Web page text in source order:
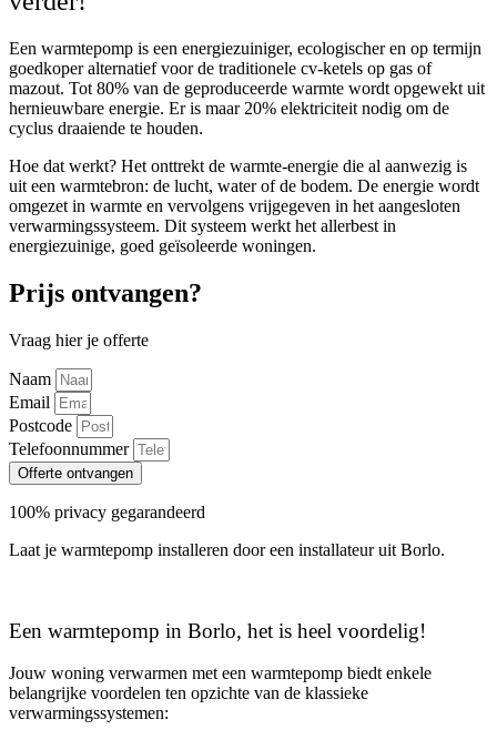
Een warmtepomp is een energiezuiniger, ecologischer en op termijn
goedkoper alternatief voor de traditionele cv-ketels op gas of
mazout. Tot 80% van de geproduceerde warmte wordt opgewekt uit
hernieuwbare energie. Er is maar 20% elektriciteit nodig om de
cyclus draaiende te houden.
Hoe dat werkt? Het onttrekt de warmte-energie die al aanwezig is
uit een warmtebron: de lucht, water of de bodem. De energie wordt
omgezet in warmte en vervolgens vrijgegeven in het aangesloten
verwarmingssysteem. Dit systeem werkt het allerbest in
energiezuinige, goed geïsoleerde woningen.
Prijs ontvangen?
Vraag hier je offerte
Naam
Email
Postcode
Telefoonnummer
Offerte ontvangen
100% privacy gegarandeerd
Laat je warmtepomp installeren door een installateur uit Borlo.
Een warmtepomp in Borlo, het is heel voordelig!
Jouw woning verwarmen met een warmtepomp biedt enkele
belangrijke voordelen ten opzichte van de klassieke
verwarmingssystemen: